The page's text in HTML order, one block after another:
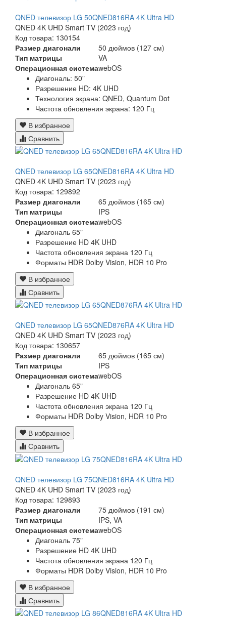
QNED телевизор LG 50QNED816RA 4K Ultra HD
QNED 4K UHD Smart TV (2023 год)
Код товара: 130154
Размер диагонали
50 дюймов (127 см)
Тип матрицы
VA
Операционная системаwebOS
Диагональ: 50"
Разрешение HD: 4K UHD
Технология экрана: QNED, Quantum Dot
Частота обновления экрана: 120 Гц
В избранное
Сравнить
QNED телевизор LG 65QNED816RA 4K Ultra HD
QNED 4K UHD Smart TV (2023 год)
Код товара: 129892
Размер диагонали
65 дюймов (165 см)
Тип матрицы
IPS
Операционная системаwebOS
Диагональ 65"
Разрешение HD 4K UHD
Частота обновления экрана 120 Гц
Форматы HDR Dolby Vision, HDR 10 Pro
В избранное
Сравнить
QNED телевизор LG 65QNED876RA 4K Ultra HD
QNED 4K UHD Smart TV (2023 год)
Код товара: 130657
Размер диагонали
65 дюймов (165 см)
Тип матрицы
IPS
Операционная системаwebOS
Диагональ 65"
Разрешение HD 4K UHD
Частота обновления экрана 120 Гц
Форматы HDR Dolby Vision, HDR 10 Pro
В избранное
Сравнить
QNED телевизор LG 75QNED816RA 4K Ultra HD
QNED 4K UHD Smart TV (2023 год)
Код товара: 129893
Размер диагонали
75 дюймов (191 см)
Тип матрицы
IPS, VA
Операционная системаwebOS
Диагональ 75"
Разрешение HD 4K UHD
Частота обновления экрана 120 Гц
Форматы HDR Dolby Vision, HDR 10 Pro
В избранное
Сравнить